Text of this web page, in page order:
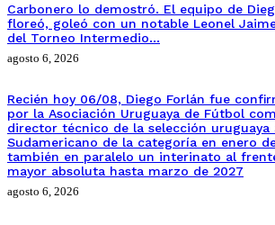
Carbonero lo demostró. El equipo de
floreó, goleó con un notable Leonel
del Torneo Intermedio…
agosto 6, 2026
Recién hoy 06/08, Diego Forlán fue
por la Asociación Uruguaya de Fútbol
director técnico de la selección uruguaya
Sudamericano de la categoría en enero
también en paralelo un interinato al
mayor absoluta hasta marzo de 2027
agosto 6, 2026